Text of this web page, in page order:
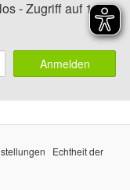
- Zugriff auf 1,4
Anmelden
Echtheit der